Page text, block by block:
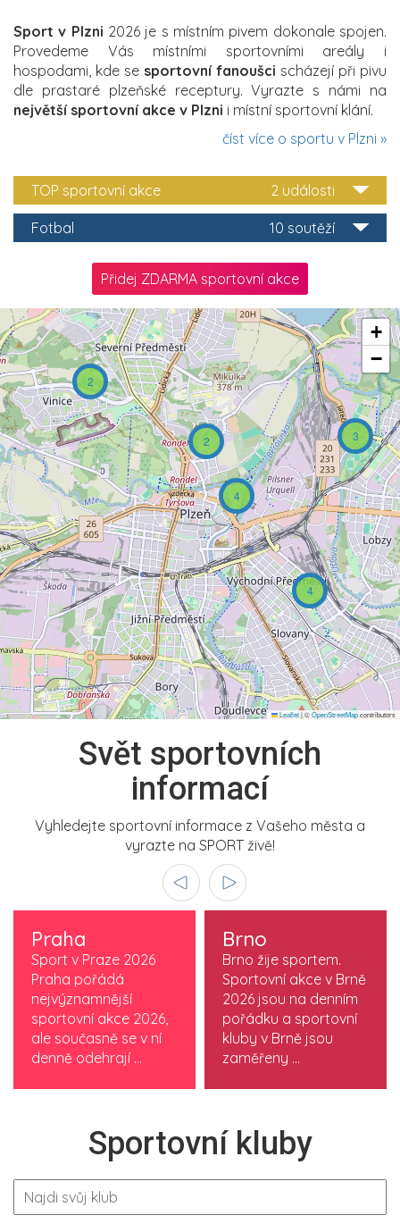
Sport v Plzni 2026 je s místním pivem dokonale spojen.
Provedeme Vás místními sportovními areály i
hospodami, kde se sportovní fanoušci scházejí při pivu
dle prastaré plzeňské receptury. Vyrazte s námi na
největší sportovní akce v Plzni i místní sportovní klání.
číst více o sportu v Plzni »
2 události
TOP sportovní akce
10 soutěží
Fotbal
Přidej ZDARMA sportovní akce
2
3
4
2
4
+
−
Leaflet|©OpenStreetMapcontributors
Svět sportovních
informací
Vyhledejte sportovní informace z Vašeho města a
vyrazte na SPORT živě!
Praha
Sport v Praze 2026
Praha pořádá
nejvýznamnější
sportovní akce 2026,
ale současně se v ní
denně odehrají ...
Brno
Brno žije sportem.
Sportovní akce v Brně
2026 jsou na denním
pořádku a sportovní
kluby v Brně jsou
zaměřeny ...
Sportovní kluby